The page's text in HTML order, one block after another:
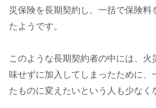
災保険を長期契約し、一括で保険料
たようです。
このような長期契約者の中には、
味せずに加入してしまったために、
たものに変えたいという人も少なく